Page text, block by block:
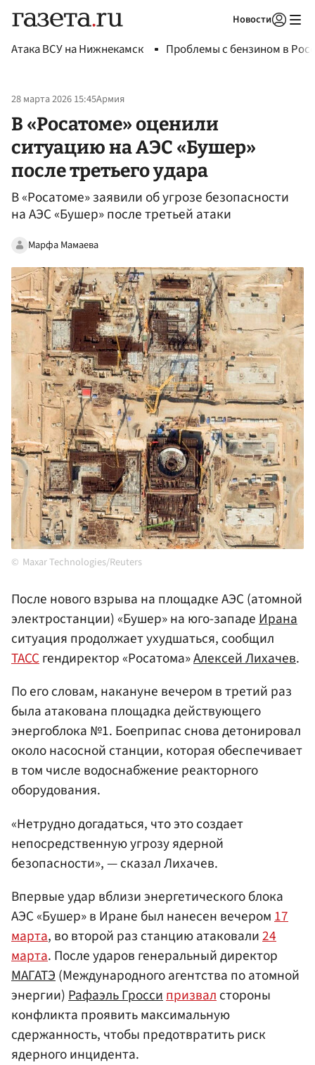
Новости
Атака ВСУ на Нижнекамск Проблемы с бензином в
28 марта 2026 15:45Армия
В «Росатоме» оценили
ситуацию на АЭС «Бушер»
после третьего удара
В «Росатоме» заявили об угрозе безопасности
на АЭС «Бушер» после третьей атаки
Марфа Мамаева
Maxar Technologies/Reuters
После нового взрыва на площадке АЭС(атомной
электростанции)«Бушер» на юго-западеИрана
ситуация продолжает ухудшаться, сообщил
ТАССгендиректор «Росатома»Алексей Лихачев.
По его словам, накануне вечером в третий раз
была атакована площадка действующего
энергоблока №1. Боеприпас снова детонировал
около насосной станции, которая обеспечивает
в том числе водоснабжение реакторного
оборудования.
«Нетрудно догадаться, что это создает
непосредственную угрозу ядерной
безопасности», — сказал Лихачев.
Впервые удар вблизи энергетического блока
АЭС «Бушер» в Иране был нанесен вечером17
марта, во второй раз станцию атаковали24
марта. После ударов генеральный директор
МАГАТЭ(Международного агентства по атомной
энергии)Рафаэль Гроссипризвалстороны
конфликта проявить максимальную
сдержанность, чтобы предотвратить риск
ядерного инцидента.